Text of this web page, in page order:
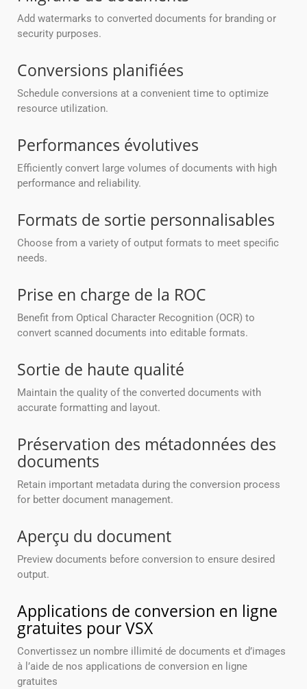
Add watermarks to converted documents for branding or
security purposes.
Conversions planifiées
Schedule conversions at a convenient time to optimize
resource utilization.
Performances évolutives
Efficiently convert large volumes of documents with high
performance and reliability.
Formats de sortie personnalisables
Choose from a variety of output formats to meet specific
needs.
Prise en charge de la ROC
Benefit from Optical Character Recognition (OCR) to
convert scanned documents into editable formats.
Sortie de haute qualité
Maintain the quality of the converted documents with
accurate formatting and layout.
Préservation des métadonnées des
documents
Retain important metadata during the conversion process
for better document management.
Aperçu du document
Preview documents before conversion to ensure desired
output.
Applications de conversion en ligne
gratuites pour VSX
Convertissez un nombre illimité de documents et d’images
à l’aide de nos applications de conversion en ligne
gratuites